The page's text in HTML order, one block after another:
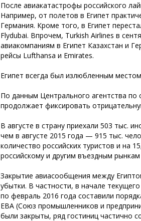
После авиакатастрофы российского
Например, от полетов в Египет
Германия. Кроме того, в Египет
Flydubai. Впрочем, Turkish Airlines в
авиакомпаниям в Египет Казахстан и
рейсы Lufthansa и Emirates.
Египет всегда был излюбленным
По данным Центрального агентства по
продолжает фиксировать
В августе в страну приехали 503 тыс.
чем в августе 2015 года — 915 тыс.
количество российских туристов и на
российскому и другим въездным рынкам
Закрытие авиасообщения между
убытки. В частности, в начале
по февраль 2016 года составили
ЕВА (Союз промышленников и
были закрыты, ряд гостиниц частично